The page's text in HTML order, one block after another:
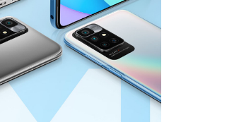
товар выбранный способом
75% будутсписываться
вашей карты
по 25%каждые 2 недели